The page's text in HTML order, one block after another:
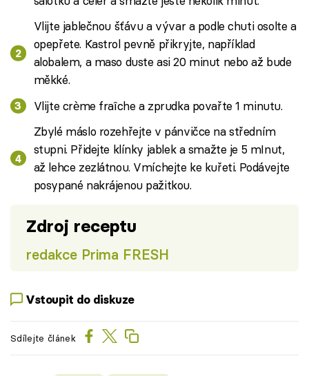
Vlijte jablečnou šťávu a vývar a podle chuti osolte a
opepřete. Kastrol pevně přikryjte, například
alobalem, a maso duste asi 20 minut nebo až bude
měkké.
Vlijte crѐme fraȋche a zprudka povařte 1 minutu.
Zbylé máslo rozehřejte v pánvičce na středním
stupni. Přidejte klínky jablek a smažte je 5 mInut,
až lehce zezlátnou. Vmíchejte ke kuřeti. Podávejte
posypané nakrájenou pažitkou.
Zdroj receptu
redakce Prima FRESH
Vstoupit do diskuze
Sdílejte článek